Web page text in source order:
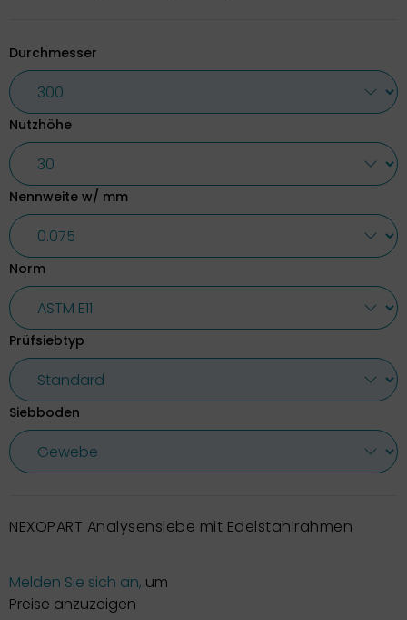
Durchmesser
Nutzhöhe
Nennweite w/ mm
Norm
Prüfsiebtyp
Siebboden
NEXOPART Analysensiebe mit Edelstahlrahmen
Melden Sie sich an, um
Preise anzuzeigen